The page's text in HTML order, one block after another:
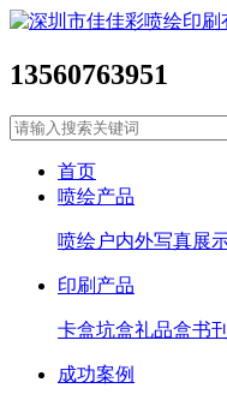
13560763951
首页
喷绘产品
喷绘户内外写真展
印刷产品
卡盒坑盒礼品盒书
成功案例